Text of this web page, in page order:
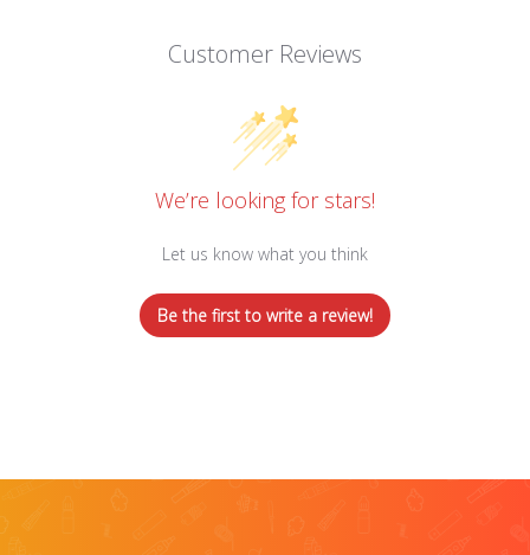
Customer Reviews
We’re looking for stars!
Let us know what you think
Be the first to write a review!